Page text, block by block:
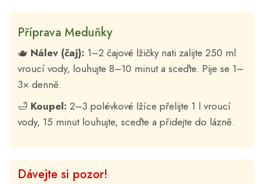
Příprava Meduňky
🫖 Nálev (čaj): 1–2 čajové lžičky nati zalijte 250 ml
vroucí vody, louhujte 8–10 minut a sceďte. Pije se 1–
3× denně.
🛁 Koupel: 2–3 polévkové lžíce přelijte 1 l vroucí
vody, 15 minut louhujte, sceďte a přidejte do lázně.
Dávejte si pozor!